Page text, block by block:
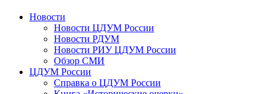
Новости
Новости ЦДУМ России
Новости РДУМ
Новости РИУ ЦДУМ России
Обзор СМИ
ЦДУМ России
Справка о ЦДУМ России